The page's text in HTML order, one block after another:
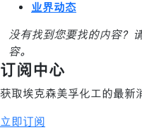
业界动态
没有找到您要找的内容
容。
订阅中心
获取埃克森美孚化工的最新
立即订阅